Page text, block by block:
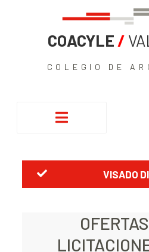
COACYLE /
COLEGIO DE
VISADO